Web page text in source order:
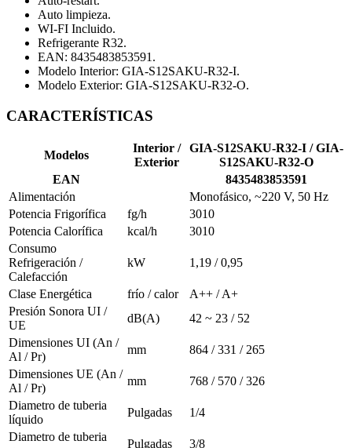
Auto limpieza.
WI-FI Incluido.
Refrigerante R32.
EAN: 8435483853591.
Modelo Interior: GIA-S12SAKU-R32-I.
Modelo Exterior: GIA-S12SAKU-R32-O.
CARACTERÍSTICAS
Modelos
Interior /
Exterior
GIA-S12SAKU-R32-I / GIA-
S12SAKU-R32-O
EAN
8435483853591
Alimentación
Monofásico, ~220 V, 50 Hz
Potencia Frigorífica
fg/h
3010
Potencia Calorífica
kcal/h
3010
Consumo
Refrigeración /
Calefacción
kW 1,19 / 0,95
Clase Energética frío / calor
A++ / A+
Presión Sonora UI /
UE
dB(A)
42 ~ 23 / 52
Dimensiones UI (An /
Al / Pr)
mm
864 / 331 / 265
Dimensiones UE (An /
Al / Pr)
mm
768 / 570 / 326
Diametro de tuberia
líquido
Pulgadas
1/4
Diametro de tuberia
Pulgadas
3/8